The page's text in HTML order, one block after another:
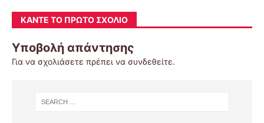
ΚΆΝΤΕ ΤΟ ΠΡΏΤΟ ΣΧΌΛΙΟ
Υποβολή απάντησης
Για να σχολιάσετε πρέπει να συνδεθείτε.